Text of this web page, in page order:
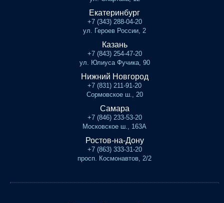
Екатеринбург
+7 (343) 288-04-20
ул. Героев России, 2
Казань
+7 (843) 254-47-20
ул. Юлиуса Фучика, 90
Нижний Новгород
+7 (831) 211-91-20
Сормовское ш., 20
Самара
+7 (846) 233-53-20
Московское ш., 163А
Ростов-на-Дону
+7 (863) 333-31-20
просп. Космонавтов, 2/2